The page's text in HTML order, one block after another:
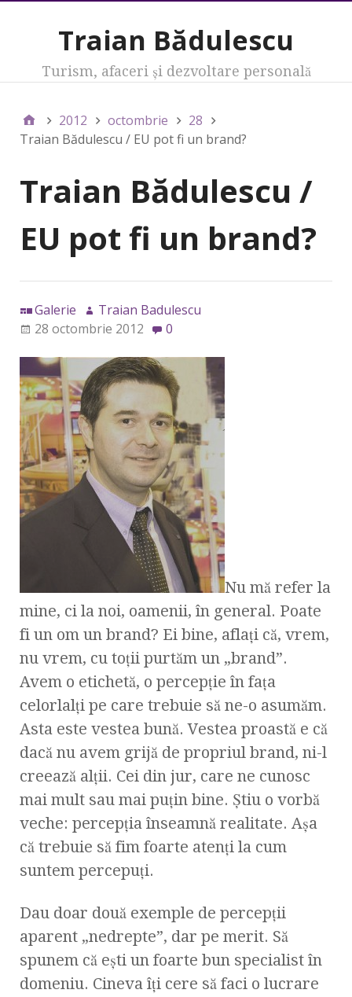
Traian Bădulescu
Turism, afaceri şi dezvoltare personală
2012 octombrie
28
Traian Bădulescu / EU pot fi un brand?
Traian Bădulescu /
EU pot fi un brand?
Galerie
Traian Badulescu
28 octombrie 2012
0
Nu mă refer la
mine, ci la noi, oamenii, în general. Poate
fi un om un brand? Ei bine, aflaţi că, vrem,
nu vrem, cu toţii purtăm un „brand”.
Avem o etichetă, o percepţie în faţa
celorlalţi pe care trebuie să ne-o asumăm.
Asta este vestea bună. Vestea proastă e că
dacă nu avem grijă de propriul brand, ni-l
creează alţii. Cei din jur, care ne cunosc
mai mult sau mai puţin bine. Ştiu o vorbă
veche: percepţia înseamnă realitate. Aşa
că trebuie să fim foarte atenţi la cum
suntem percepuţi.
Dau doar două exemple de percepţii
aparent „nedrepte”, dar pe merit. Să
spunem că eşti un foarte bun specialist în
domeniu. Cineva îţi cere să faci o lucrare